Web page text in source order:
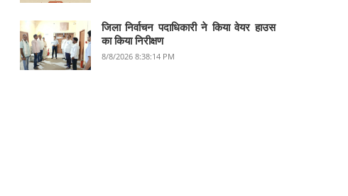
जिला निर्वाचन पदाधिकारी ने किया वेयर हाउस
का किया निरीक्षण
8/8/2026 8:38:14 PM